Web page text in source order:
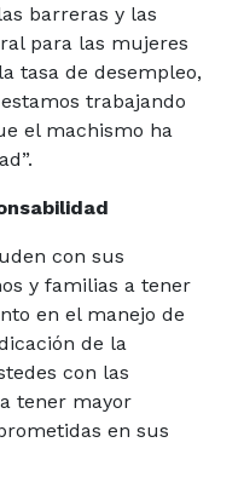
barreras y las
para las mujeres
tasa de desempleo,
trabajando
el machismo ha
con sus
y familias a tener
en el manejo de
de la
con las
tener mayor
en sus